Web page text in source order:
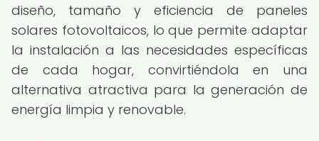
diseño, tamaño y eficiencia de paneles
solares fotovoltaicos, lo que permite adaptar
la instalación a las necesidades específicas
de cada hogar, convirtiéndola en una
alternativa atractiva para la generación de
energía limpia y renovable.